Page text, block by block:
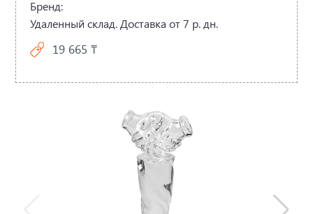
Бренд:
Удаленный склад. Доставка от 7 р. дн.
19 665 ₸